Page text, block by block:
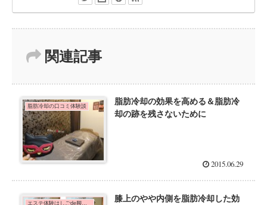
関連記事
脂肪冷却の口コミ体験談
脂肪冷却の効果を高める＆脂肪冷
却の跡を残さないために
2015.06.29
膝上のやや内側を脂肪冷却した効